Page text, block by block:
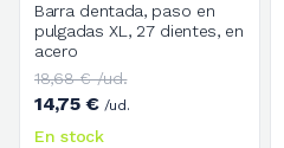
Barra dentada, paso en
pulgadas XL, 27 dientes, en
acero
18,68 € /ud.
14,75 €/ud.
En stock